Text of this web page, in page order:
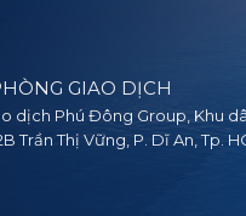
GIAO DỊCH
dịch Phú Đông Group, Khu
Trần Thị Vững, P. Dĩ An, Tp.